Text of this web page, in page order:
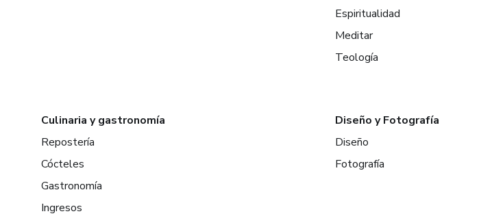
Espiritualidad
Meditar
Teología
Culinaria y gastronomía
Repostería
Cócteles
Gastronomía
Ingresos
Diseño y Fotografía
Diseño
Fotografía